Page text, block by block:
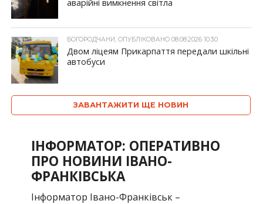
аварійні вимкнення світла
БОГОРОДЧАНИ, ОПУБЛІКОВАНО 08.08.2026 10:30
Двом ліцеям Прикарпаття передали шкільні
автобуси
ЗАВАНТАЖИТИ ЩЕ НОВИН
ІНФОРМАТОР: ОПЕРАТИВНО
ПРО НОВИНИ ІВАНО-
ФРАНКІВСЬКА
Інформатор Івано-Франківськ –